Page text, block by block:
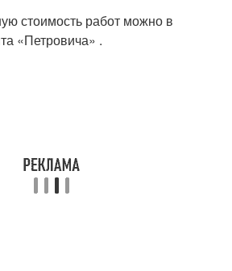
стоимость работ можно в
«Петровича» .